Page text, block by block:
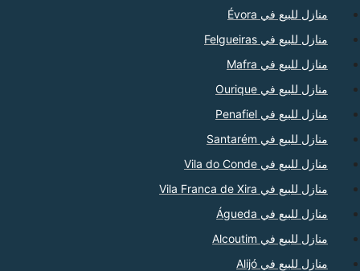
منازل للبيع في Évora
منازل للبيع في Felgueiras
منازل للبيع في Mafra
منازل للبيع في Ourique
منازل للبيع في Penafiel
منازل للبيع في Santarém
منازل للبيع في Vila do Conde
منازل للبيع في Vila Franca de Xira
منازل للبيع في Águeda
منازل للبيع في Alcoutim
منازل للبيع في Alijó